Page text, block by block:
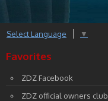
Select Language ▼
Favorites
ZDZ Facebook
ZDZ official owners club